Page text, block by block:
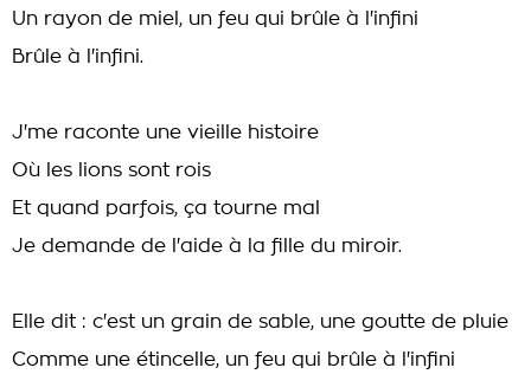
Un rayon de miel, un feu qui brûle à l'infini
Brûle à l'infini.
J'me raconte une vieille histoire
Où les lions sont rois
Et quand parfois, ça tourne mal
Je demande de l'aide à la fille du miroir.
Elle dit : c'est un grain de sable, une goutte de pluie
Comme une étincelle, un feu qui brûle à l'infini